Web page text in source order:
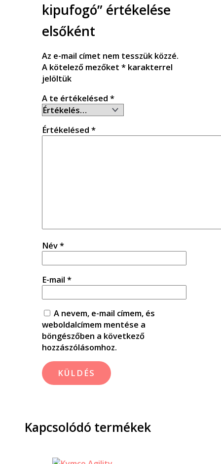
kipufogó” értékelése
elsőként
Az e-mail címet nem tesszük közzé.
A kötelező mezőket *karakterrel
jelöltük
A te értékelésed *
Értékelésed *
Név*
E-mail *
A nevem, e-mail címem, és
weboldalcímem mentése a
böngészőben a következő
hozzászólásomhoz.
Kapcsolódó termékek